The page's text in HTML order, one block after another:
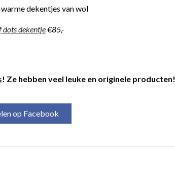
dots dekentje€85,-
! Ze hebben veel leuke en originele producten!
op Facebook